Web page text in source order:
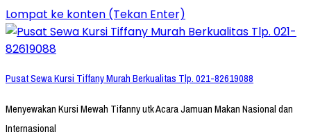
Lompat ke konten (Tekan Enter)
Pusat Sewa Kursi Tiffany Murah Berkualitas Tlp. 021-82619088
Menyewakan Kursi Mewah Tifanny utk Acara Jamuan Makan Nasional dan
Internasional